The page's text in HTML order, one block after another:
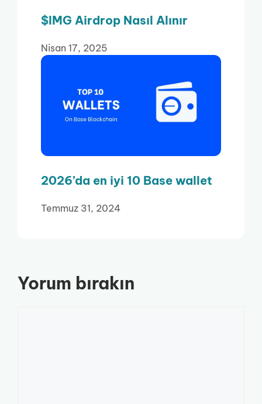
$IMG Airdrop Nasıl Alınır
Nisan 17, 2025
2026’da en iyi 10 Base wallet
Temmuz 31, 2024
Yorum bırakın